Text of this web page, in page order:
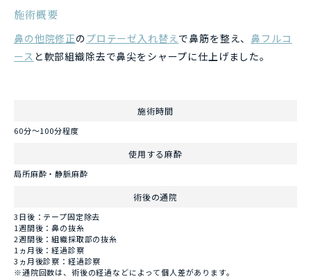
施術概要
鼻の他院修正のプロテーゼ入れ替えで鼻筋を整え、鼻フルコ
ース と軟部組織除去で鼻尖をシャープに仕上げました。
施術時間
60分～100分程度
使用する麻酔
局所麻酔・静脈麻酔
術後の通院
3日後：テープ固定除去
1週間後：鼻の抜糸
2週間後：組織採取部の抜糸
1ヵ月後：経過診察
3ヵ月後診察：経過診察
※通院回数は、術後の経過などによって個人差があります。